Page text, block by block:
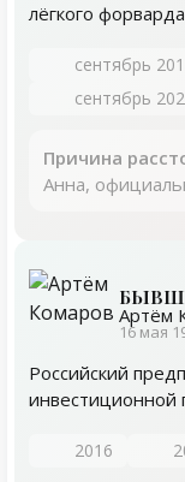
лёгкого
сентябрь
сентябрь
Причина
Анна,
Артём
16 мая
Российский
инвестиционной
2016